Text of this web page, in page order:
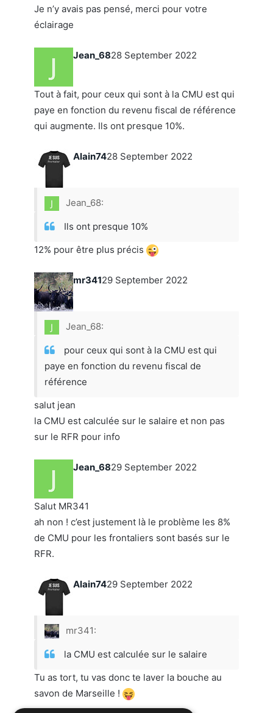
Je n’y avais pas pensé, merci pour votre
éclairage
Jean_6828 September 2022
Tout à fait, pour ceux qui sont à la CMU est qui
paye en fonction du revenu fiscal de référence
qui augmente. Ils ont presque 10%.
Alain7428 September 2022
Jean_68:
Ils ont presque 10%
12% pour être plus précis
mr34129 September 2022
Jean_68:
pour ceux qui sont à la CMU est qui
paye en fonction du revenu fiscal de
référence
salut jean
la CMU est calculée sur le salaire et non pas
sur le RFR pour info
Jean_6829 September 2022
Salut MR341
ah non ! c’est justement là le problème les 8%
de CMU pour les frontaliers sont basés sur le
RFR.
Alain7429 September 2022
mr341:
la CMU est calculée sur le salaire
Tu as tort, tu vas donc te laver la bouche au
savon de Marseille !